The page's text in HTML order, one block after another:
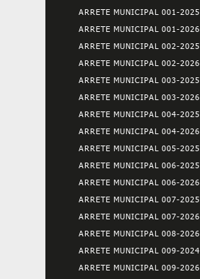
ARRETE MUNICIPAL 001-2025
ARRETE MUNICIPAL 001-2026
ARRETE MUNICIPAL 002-2025
ARRETE MUNICIPAL 002-2026
ARRETE MUNICIPAL 003-2025
ARRETE MUNICIPAL 003-2026
ARRETE MUNICIPAL 004-2025
ARRETE MUNICIPAL 004-2026
ARRETE MUNICIPAL 005-2025
ARRETE MUNICIPAL 006-2025
ARRETE MUNICIPAL 006-2026
ARRETE MUNICIPAL 007-2025
ARRETE MUNICIPAL 007-2026
ARRETE MUNICIPAL 008-2026
ARRETE MUNICIPAL 009-2024
ARRETE MUNICIPAL 009-2026